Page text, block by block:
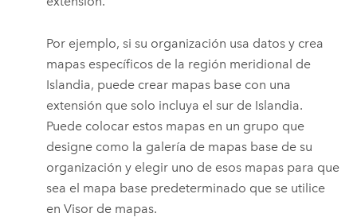
Por ejemplo, si su organización usa datos y crea
mapas específicos de la región meridional de
Islandia, puede crear mapas base con una
extensión que solo incluya el sur de Islandia.
Puede colocar estos mapas en un grupo que
designe como la galería de mapas base de su
organización y elegir uno de esos mapas para que
sea el mapa base predeterminado que se utilice
enVisor de mapas.